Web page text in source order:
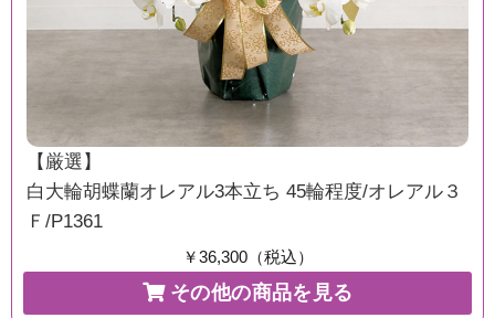
【厳選】
白大輪胡蝶蘭オレアル3本立ち 45輪程度/オレアル３
Ｆ/P1361
￥36,300（税込）
その他の商品を見る